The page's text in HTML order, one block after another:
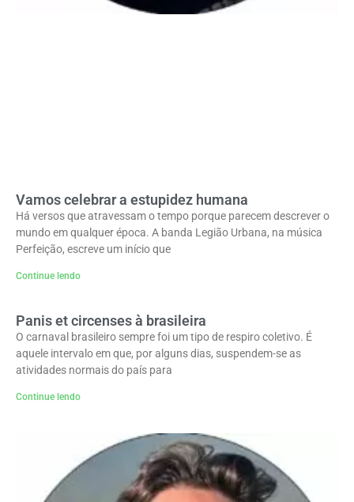
Vamos celebrar a estupidez humana
Há versos que atravessam o tempo porque parecem descrever o
mundo em qualquer época. A banda Legião Urbana, na música
Perfeição, escreve um início que
Continue lendo
Panis et circenses à brasileira
O carnaval brasileiro sempre foi um tipo de respiro coletivo. É
aquele intervalo em que, por alguns dias, suspendem-se as
atividades normais do país para
Continue lendo